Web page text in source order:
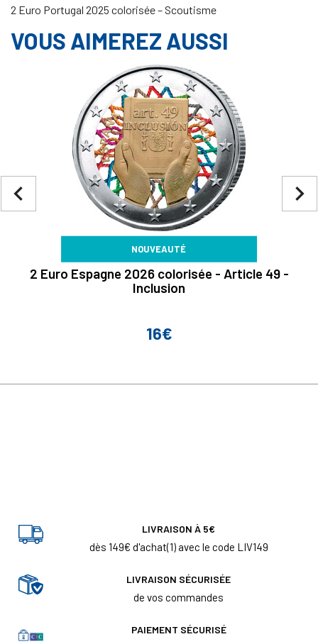
2 Euro Portugal 2025 colorisée – Scoutisme
VOUS AIMEREZ AUSSI
NOUVEAUTÉ
2 Euro Espagne 2026 colorisée - Article 49 -
Inclusion
Prix
16€
navigate_next
navigate_before
LIVRAISON À 5€
dès 149€ d'achat(1) avec le code LIV149
LIVRAISON SÉCURISÉE
de vos commandes
PAIEMENT SÉCURISÉ